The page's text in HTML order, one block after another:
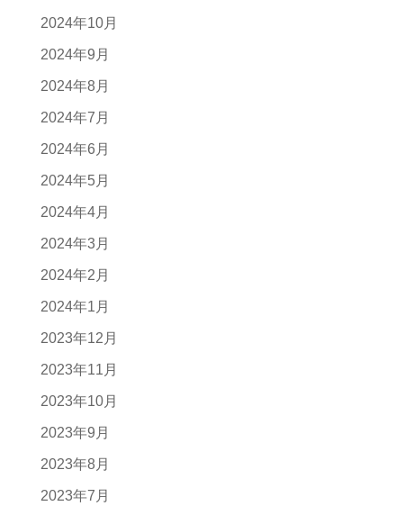
2024年10月
2024年9月
2024年8月
2024年7月
2024年6月
2024年5月
2024年4月
2024年3月
2024年2月
2024年1月
2023年12月
2023年11月
2023年10月
2023年9月
2023年8月
2023年7月